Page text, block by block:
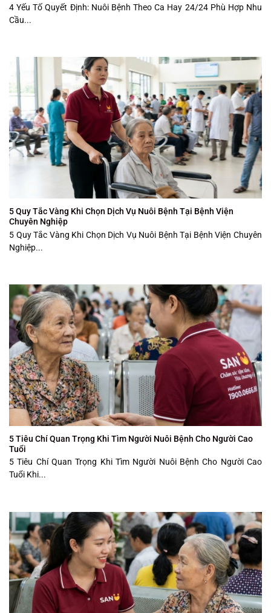
4 Yếu Tố Quyết Định: Nuôi Bệnh Theo Ca Hay 24/24 Phù Hợp Nhu
Cầu...
5 Quy Tắc Vàng Khi Chọn Dịch Vụ Nuôi Bệnh Tại Bệnh Viện
Chuyên Nghiệp
5 Quy Tắc Vàng Khi Chọn Dịch Vụ Nuôi Bệnh Tại Bệnh Viện Chuyên
Nghiệp...
5 Tiêu Chí Quan Trọng Khi Tìm Người Nuôi Bệnh Cho Người Cao
Tuổi
5 Tiêu Chí Quan Trọng Khi Tìm Người Nuôi Bệnh Cho Người Cao
Tuổi Khi...